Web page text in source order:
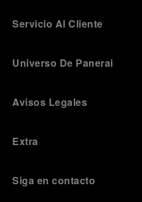
Servicio Al Cliente
Universo De Panerai
Avisos Legales
Extra
Siga en contacto